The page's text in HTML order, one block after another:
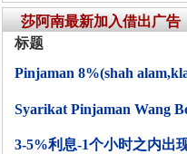
莎阿南最新加入借出广告
标题
Pinjaman 8%(shah
Syarikat Pinjaman Wang
3-5%利息-1个小时之内出